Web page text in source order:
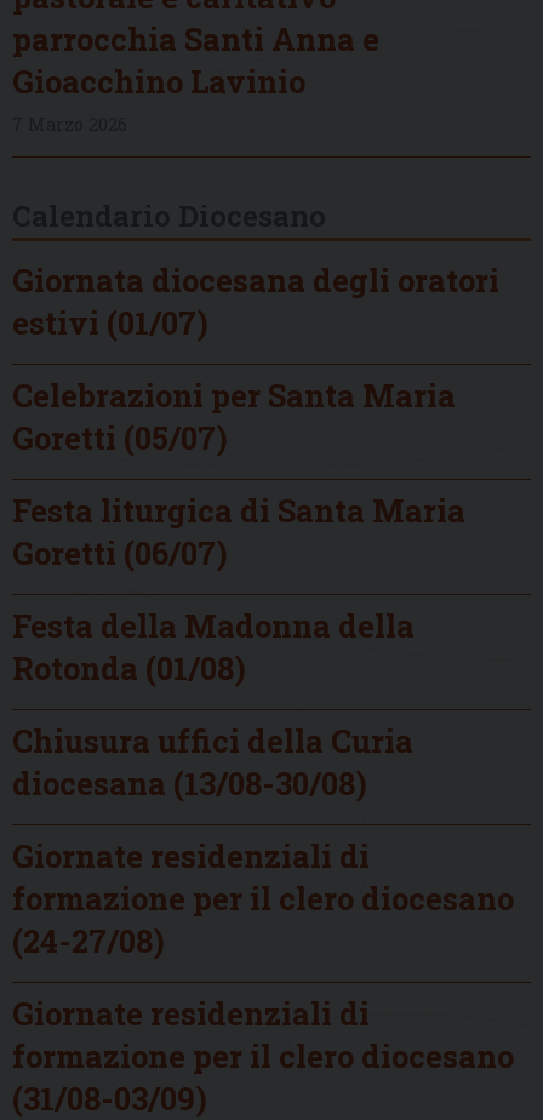
parrocchia Santi Anna e
Gioacchino Lavinio
Giornata diocesana degli oratori
estivi (01/07)
Celebrazioni per Santa Maria
Goretti (05/07)
Festa liturgica di Santa Maria
Goretti (06/07)
Festa della Madonna della
Rotonda (01/08)
Chiusura uffici della Curia
diocesana (13/08-30/08)
Giornate residenziali di
formazione per il clero diocesano
(24-27/08)
Giornate residenziali di
formazione per il clero diocesano
(31/08-03/09)